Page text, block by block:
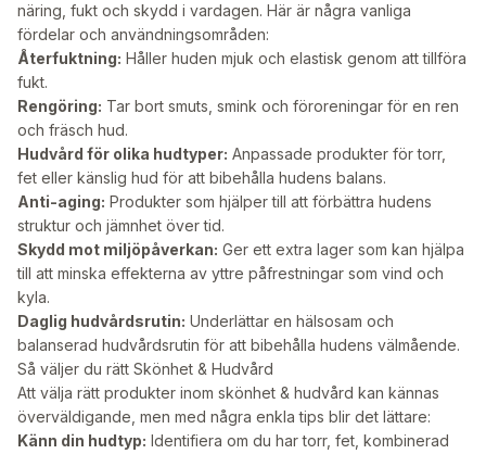
näring, fukt och skydd i vardagen. Här är några vanliga
fördelar och användningsområden:
Återfuktning: Håller huden mjuk och elastisk genom att tillföra
fukt.
Rengöring: Tar bort smuts, smink och föroreningar för en ren
och fräsch hud.
Hudvård för olika hudtyper: Anpassade produkter för torr,
fet eller känslig hud för att bibehålla hudens balans.
Anti-aging: Produkter som hjälper till att förbättra hudens
struktur och jämnhet över tid.
Skydd mot miljöpåverkan: Ger ett extra lager som kan hjälpa
till att minska effekterna av yttre påfrestningar som vind och
kyla.
Daglig hudvårdsrutin: Underlättar en hälsosam och
balanserad hudvårdsrutin för att bibehålla hudens välmående.
Så väljer du rätt Skönhet & Hudvård
Att välja rätt produkter inom skönhet & hudvård kan kännas
överväldigande, men med några enkla tips blir det lättare:
Känn din hudtyp: Identifiera om du har torr, fet, kombinerad